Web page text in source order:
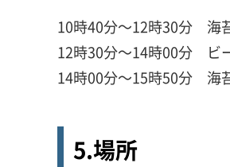
10時40分～12時30分 海
12時30分～14時00分 ビ
14時00分～15時50分 海
5.場所